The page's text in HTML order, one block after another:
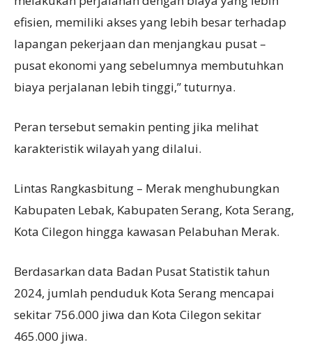
efisien, memiliki akses yang lebih besar terhadap
lapangan pekerjaan dan menjangkau pusat –
pusat ekonomi yang sebelumnya membutuhkan
biaya perjalanan lebih tinggi,” tuturnya.
Peran tersebut semakin penting jika melihat
karakteristik wilayah yang dilalui.
Lintas Rangkasbitung – Merak menghubungkan
Kabupaten Lebak, Kabupaten Serang, Kota Serang,
Kota Cilegon hingga kawasan Pelabuhan Merak.
Berdasarkan data Badan Pusat Statistik tahun
2024, jumlah penduduk Kota Serang mencapai
sekitar 756.000 jiwa dan Kota Cilegon sekitar
465.000 jiwa.